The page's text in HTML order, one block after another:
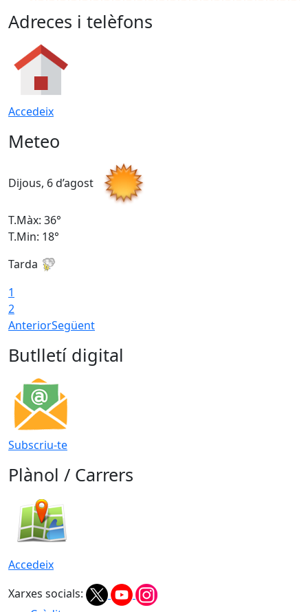
Adreces i telèfons
Accedeix
Meteo
Dijous, 6 d’agost
T.Màx: 36°
T.Min: 18°
Tarda
1
2
AnteriorSegüent
Butlletí digital
Subscriu-te
Plànol / Carrers
Accedeix
Xarxes socials: